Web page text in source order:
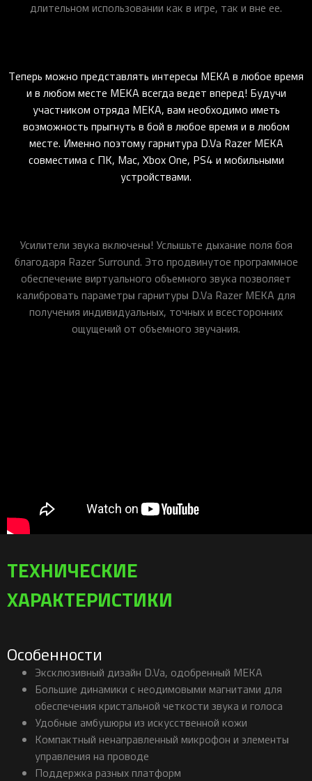
длительном использовании как в игре, так и вне ее.
Теперь можно представлять интересы MEKA в любое время
и в любом месте MEKA всегда ведет вперед! Будучи
участником отряда MEKA, вам необходимо иметь
возможность прыгнуть в бой в любое время и в любом
месте. Именно поэтому гарнитура D.Va Razer MEKA
совместима с ПК, Mac, Xbox One, PS4 и мобильными
устройствами.
Усилители звука включены! Услышьте дыхание поля боя
благодаря Razer Surround. Это продвинутое программное
обеспечение виртуального объемного звука позволяет
калибровать параметры гарнитуры D.Va Razer MEKA для
получения индивидуальных, точных и всесторонних
ощущений от объемного звучания.
ТЕХНИЧЕСКИЕ
ХАРАКТЕРИСТИКИ
Особенности
Эксклюзивный дизайн D.Va, одобренный MEKA
Большие динамики с неодимовыми магнитами для
обеспечения кристальной четкости звука и голоса
Удобные амбушюры из искусственной кожи
Компактный ненаправленный микрофон и элементы
управления на проводе
Поддержка разных платформ